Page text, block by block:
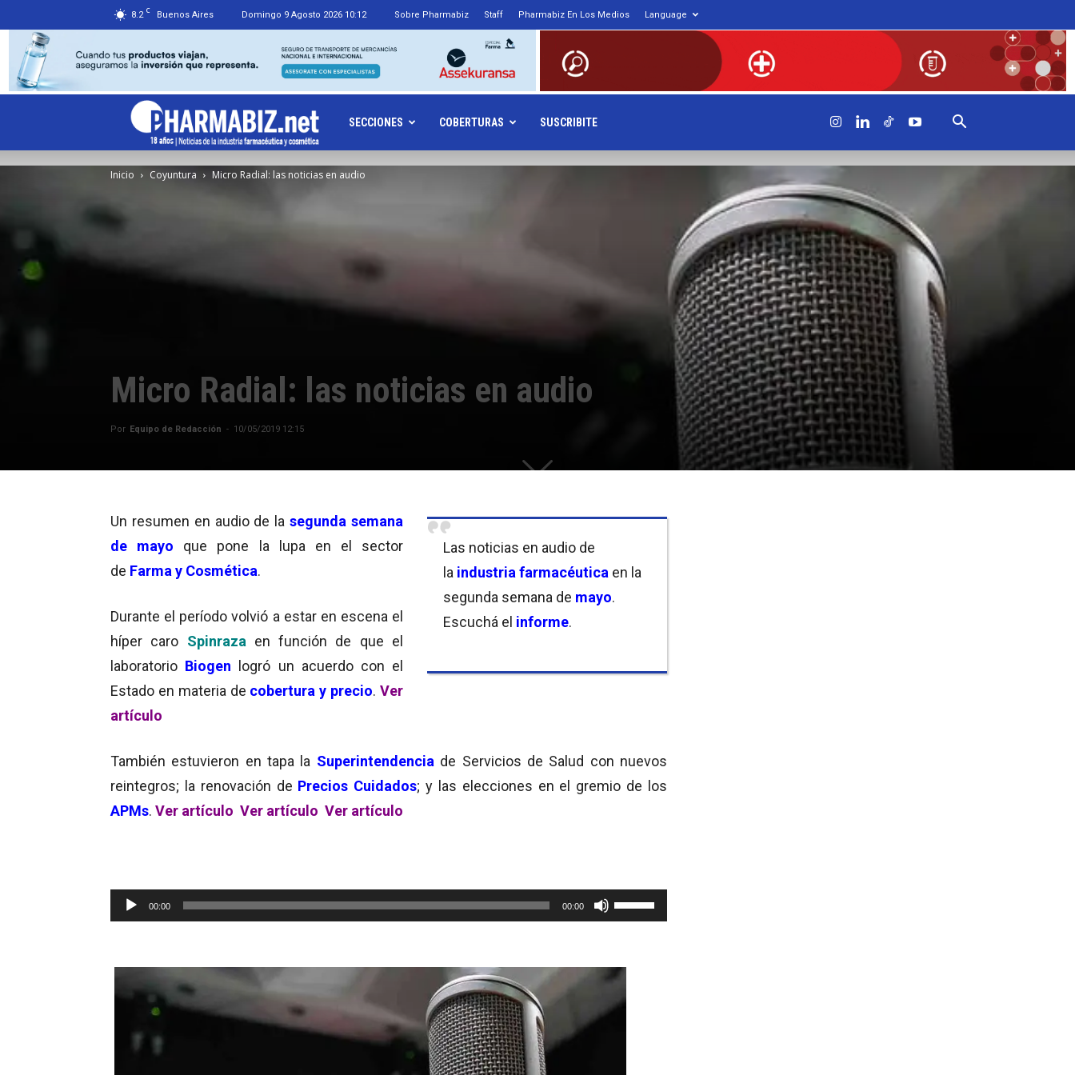
8.2 C Buenos Aires Domingo 9 Agosto 2026 10:12 Sobre Pharmabiz Staff Pharmabiz En Los Medios Language
Pharmabiz.NET
SECCIONES COBERTURAS SUSCRIBITE
Inicio Coyuntura Micro Radial: las noticias en audio
Micro Radial: las noticias en audio
Por Equipo de Redacción - 10/05/2019 12:15
Las noticias en audio de
la industria farmacéutica en la
segunda semana de mayo.
Escuchá el informe.
Un resumen en audio de lasegunda semana
de mayo
que pone la lupa en el sector
de Farma y Cosmética.
Durante el período volvió a estar en escena el
híper caro Spinraza en función de que el
laboratorio Biogen logró un acuerdo con el
Estado en materia de cobertura y precio.Ver
artículo
También estuvieron en tapa la Superintendencia de Servicios de Salud con nuevos
reintegros; la renovación de Precios Cuidados; y las elecciones en el gremio de los
APMs. Ver artículo Ver artículo Ver artículo
Reproductor
de
00:00 00:00
las
flecha
arriba/abajo